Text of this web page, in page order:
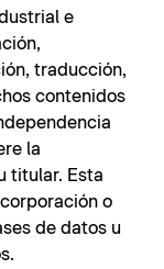
e
traducción,
contenidos
la
titular. Esta
o
de datos u